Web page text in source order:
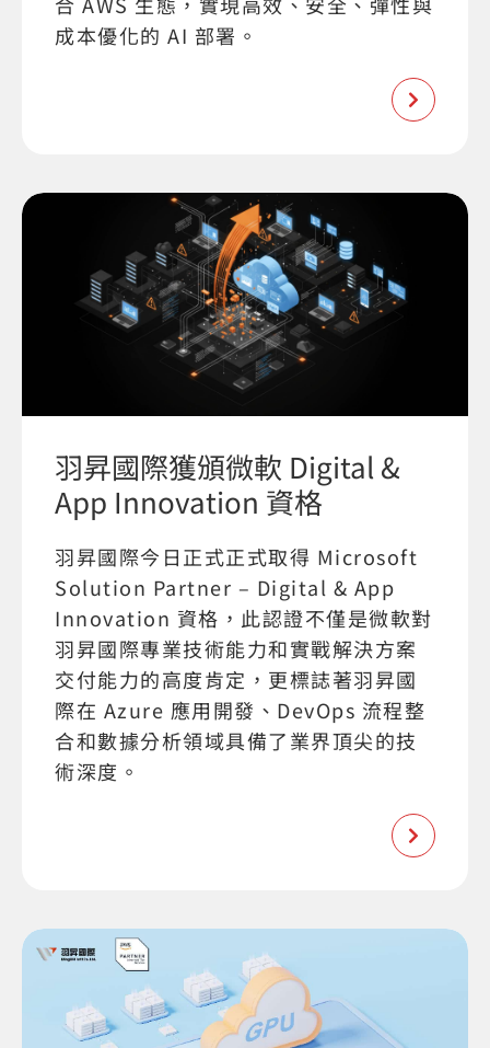
成本優化的 AI 部署。
羽昇國際獲頒微軟 Digital &
App Innovation 資格
羽昇國際今日正式正式取得 Microsoft
Solution Partner – Digital & App
Innovation 資格，此認證不僅是微軟對
羽昇國際專業技術能力和實戰解決方案
交付能力的高度肯定，更標誌著羽昇國
際在 Azure 應用開發、DevOps 流程整
合和數據分析領域具備了業界頂尖的技
術深度。